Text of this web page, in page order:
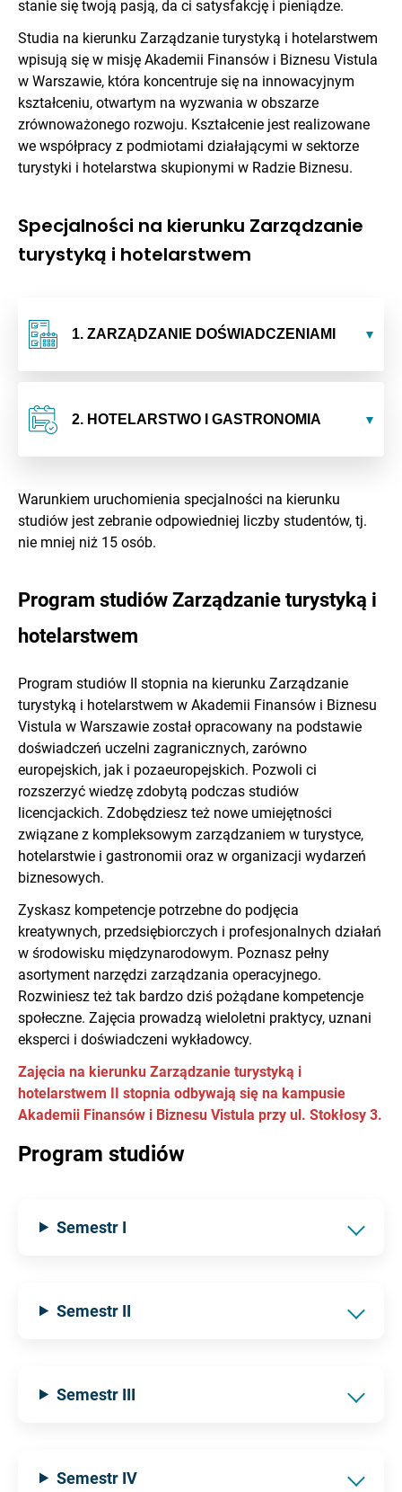
stanie się twoją pasją, da ci satysfakcję i pieniądze.
Studia na kierunku Zarządzanie turystyką i hotelarstwem
wpisują się w misję Akademii Finansów i Biznesu Vistula
w Warszawie, która koncentruje się na innowacyjnym
kształceniu, otwartym na wyzwania w obszarze
zrównoważonego rozwoju. Kształcenie jest realizowane
we współpracy z podmiotami działającymi w sektorze
turystyki i hotelarstwa skupionymi w Radzie Biznesu.
Specjalności na kierunku Zarządzanie
turystyką i hotelarstwem
1. ZARZĄDZANIE DOŚWIADCZENIAMI
2. HOTELARSTWO I GASTRONOMIA
Warunkiem uruchomienia specjalności na kierunku
studiów jest zebranie odpowiedniej liczby studentów, tj.
nie mniej niż 15 osób.
Program studiów Zarządzanie turystyką i
hotelarstwem
Program studiów II stopnia na kierunku Zarządzanie
turystyką i hotelarstwem w Akademii Finansów i Biznesu
Vistula w Warszawie został opracowany na podstawie
doświadczeń uczelni zagranicznych, zarówno
europejskich, jak i pozaeuropejskich. Pozwoli ci
rozszerzyć wiedzę zdobytą podczas studiów
licencjackich. Zdobędziesz też nowe umiejętności
związane z kompleksowym zarządzaniem w turystyce,
hotelarstwie i gastronomii oraz w organizacji wydarzeń
biznesowych.
Zyskasz kompetencje potrzebne do podjęcia
kreatywnych, przedsiębiorczych i profesjonalnych działań
w środowisku międzynarodowym. Poznasz pełny
asortyment narzędzi zarządzania operacyjnego.
Rozwiniesz też tak bardzo dziś pożądane kompetencje
społeczne. Zajęcia prowadzą wieloletni praktycy, uznani
eksperci i doświadczeni wykładowcy.
Zajęcia na kierunku Zarządzanie turystyką i
hotelarstwem II stopnia odbywają się na kampusie
Akademii Finansów i Biznesu Vistula przy ul. Stokłosy 3.
Program studiów
Semestr I
Semestr II
Semestr III
Semestr IV